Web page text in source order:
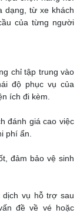
dạng, từ xe khách
của từng người
chỉ tập trung vào
độ phục vụ của
ích đi kèm.
đánh giá cao việc
phí ẩn.
đảm bảo vệ sinh
dịch vụ hỗ trợ sau
đề về vé hoặc